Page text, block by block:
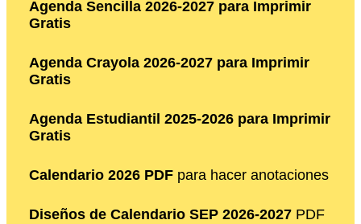
Agenda Sencilla 2026-2027 para Imprimir
Gratis
Agenda Crayola 2026-2027 para Imprimir
Gratis
Agenda Estudiantil 2025-2026 para Imprimir
Gratis
Calendario 2026 PDF para hacer anotaciones
Diseños de Calendario SEP 2026-2027 PDF